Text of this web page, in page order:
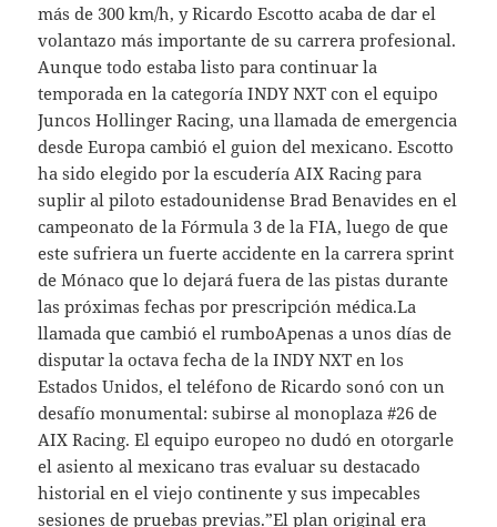
más de 300 km/h, y Ricardo Escotto acaba de dar el
volantazo más importante de su carrera profesional.
Aunque todo estaba listo para continuar la
temporada en la categoría INDY NXT con el equipo
Juncos Hollinger Racing, una llamada de emergencia
desde Europa cambió el guion del mexicano. Escotto
ha sido elegido por la escudería AIX Racing para
suplir al piloto estadounidense Brad Benavides en el
campeonato de la Fórmula 3 de la FIA, luego de que
este sufriera un fuerte accidente en la carrera sprint
de Mónaco que lo dejará fuera de las pistas durante
las próximas fechas por prescripción médica.La
llamada que cambió el rumboApenas a unos días de
disputar la octava fecha de la INDY NXT en los
Estados Unidos, el teléfono de Ricardo sonó con un
desafío monumental: subirse al monoplaza #26 de
AIX Racing. El equipo europeo no dudó en otorgarle
el asiento al mexicano tras evaluar su destacado
historial en el viejo continente y sus impecables
sesiones de pruebas previas.”El plan original era